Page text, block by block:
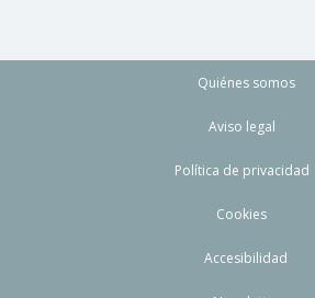
Quiénes somos
Aviso legal
Política de privacidad
Cookies
Accesibilidad